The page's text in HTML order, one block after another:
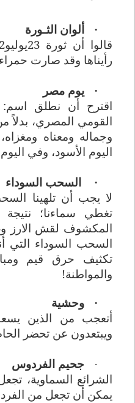
·
ألوان الثـورة
رأيناها وقد صارت
·
يوم مصر
اقترح أن نطلق
القومي المصري، بدلاً
وجماله ومعناه
اليوم الأسود، وفي
·
السحب السوداء
لا يجب أن تلهينا
تغطي سماءنا؛
المكشوف لقش الارز
السحب السوداء التي
تكثيف حرق قيم
والمواطنة!
·
وحشية
أتعجب من الذين
ويبتعدون عن تحضر
·
جحيم الفردوس
الشرائع السماوية،
يمكن أن تجعل من